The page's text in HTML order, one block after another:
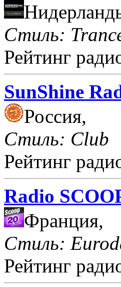
Стиль:
Рейтинг
SunShine
Россия,
Стиль: Club
Рейтинг
Radio
Франция,
Стиль:
Рейтинг